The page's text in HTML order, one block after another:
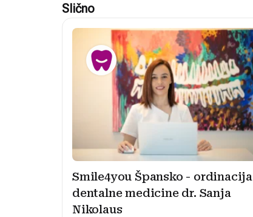
Slično
Smile4you Špansko - ordinacija
dentalne medicine dr. Sanja
Nikolaus